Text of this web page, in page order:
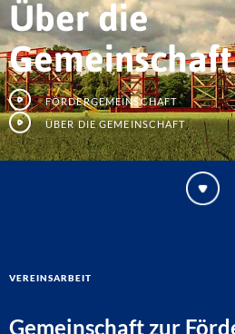
Über die
Gemeinschaft
Fördergemeinschaft
Über die Gemeinschaft
Vereinsarbeit
Gemeinschaft zur